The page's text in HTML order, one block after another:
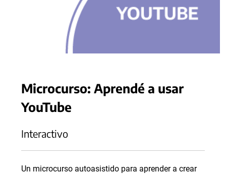
Microcurso: Aprendé a usar
YouTube
Interactivo
Un microcurso autoasistido para aprender a crear